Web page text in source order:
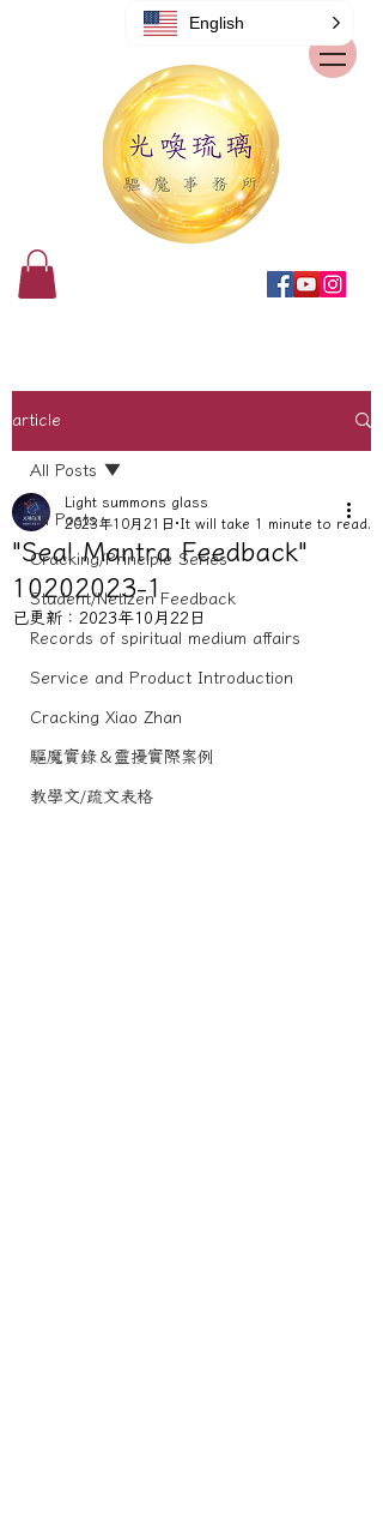
article
All Posts
Cracking/Principle Series
Student/Netizen Feedback
Records of spiritual medium affairs
Service and Product Introduction
Cracking Xiao Zhan
驅魔實錄＆靈擾實際案例
教學文/疏文表格
All Posts
"Seal Mantra Feedback"
10202023-1
Light summons glass
2023年10月21日 It will take 1 minute to read.
已更新： 2023年10月22日
English